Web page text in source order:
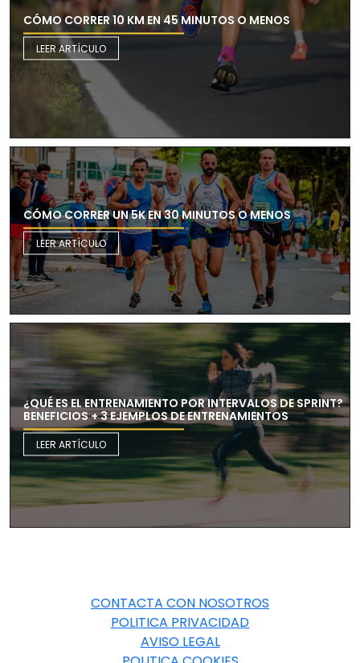
CÓMO CORRER 10 KM EN 45 MINUTOS O MENOS
LEER ARTÍCULO
CÓMO CORRER UN 5K EN 30 MINUTOS O MENOS
LEER ARTÍCULO
¿QUÉ ES EL ENTRENAMIENTO POR INTERVALOS DE SPRINT?
BENEFICIOS + 3 EJEMPLOS DE ENTRENAMIENTOS
LEER ARTÍCULO
CONTACTA CON NOSOTROS
POLITICA PRIVACIDAD
AVISO LEGAL